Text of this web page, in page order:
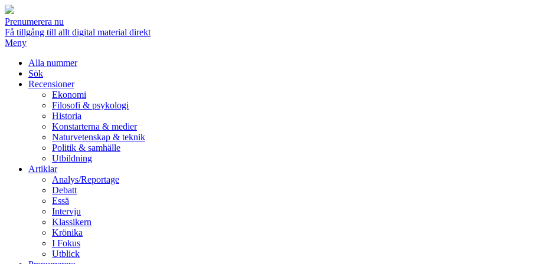
Prenumerera nu
Få tillgång till allt digital material direkt
Meny
Alla nummer
Sök
Recensioner
Ekonomi
Filosofi & psykologi
Historia
Konstarterna & medier
Naturvetenskap & teknik
Politik & samhälle
Utbildning
Artiklar
Analys/Reportage
Debatt
Essä
Intervju
Klassikern
Krönika
I Fokus
Utblick